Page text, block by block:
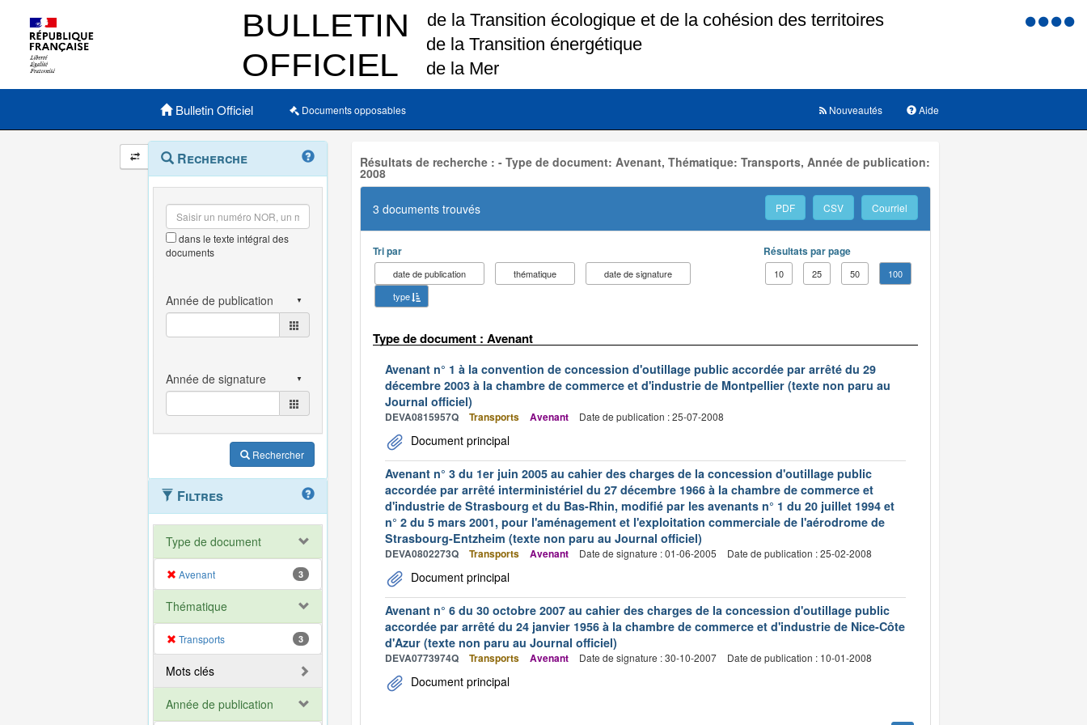
Menu
Menu principal
Bulletin Officiel Documents opposables Aide
Nouveautés
Navigation
et
outils
annexes
Menu
contextuel
Recherche
dans le texte intégral des
documents
Rechercher
Filtres
Type de document
Avenant 3
Thématique
Transports 3
Mots clés
Année de publication
Résultats de recherche : - Type de document: Avenant, Thématique: Transports, Année de publication:
2008
3 documents trouvés PDF CSV Courriel
Tri par
date de publication thématique
date de signature
type
Résultats par page
10 25 50 100
Type de document : Avenant
Avenant n° 1 à la convention de concession d'outillage public accordée par arrêté du 29
décembre 2003 à la chambre de commerce et d'industrie de Montpellier (texte non paru au
Journal officiel)
DEVA0815957Q Transports Avenant Date de publication : 25-07-2008
Document principal
Avenant n° 3 du 1er juin 2005 au cahier des charges de la concession d'outillage public
accordée par arrêté interministériel du 27 décembre 1966 à la chambre de commerce et
d'industrie de Strasbourg et du Bas-Rhin, modifié par les avenants n° 1 du 20 juillet 1994 et
n° 2 du 5 mars 2001, pour l'aménagement et l'exploitation commerciale de l'aérodrome de
Strasbourg-Entzheim (texte non paru au Journal officiel)
DEVA0802273Q Transports Avenant Date de signature : 01-06-2005 Date de publication : 25-02-2008
Document principal
Avenant n° 6 du 30 octobre 2007 au cahier des charges de la concession d'outillage public
accordée par arrêté du 24 janvier 1956 à la chambre de commerce et d'industrie de Nice-Côte
d'Azur (texte non paru au Journal officiel)
DEVA0773974Q Transports Avenant Date de signature : 30-10-2007 Date de publication : 10-01-2008
Document principal